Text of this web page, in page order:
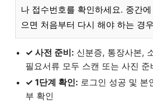
나 접수번호를 확인하세요. 중간
으면 처음부터 다시 해야 하는 경
✓ 사전 준비: 신분증, 통장사본,
필요서류 모두 스캔 또는 사진 준
✓ 1단계 확인: 로그인 성공 및 본
부 확인